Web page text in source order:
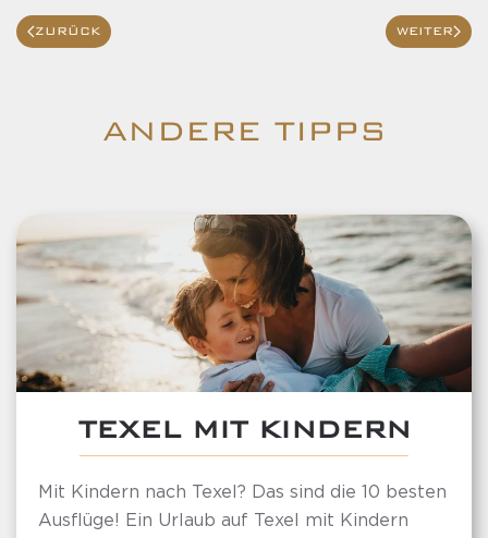
ZURÜCK WEITER
ANDERE TIPPS
TEXEL MIT KINDERN
Mit Kindern nach Texel? Das sind die 10 besten
Ausflüge! Ein Urlaub auf Texel mit Kindern